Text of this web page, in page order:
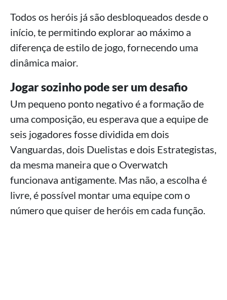
Todos os heróis já são desbloqueados desde o
início, te permitindo explorar ao máximo a
diferença de estilo de jogo, fornecendo uma
dinâmica maior.
Jogar sozinho pode ser um desafio
Um pequeno ponto negativo é a formação de
uma composição, eu esperava que a equipe de
seis jogadores fosse dividida em dois
Vanguardas, dois Duelistas e dois Estrategistas,
da mesma maneira que o Overwatch
funcionava antigamente. Mas não, a escolha é
livre, é possível montar uma equipe com o
número que quiser de heróis em cada função.